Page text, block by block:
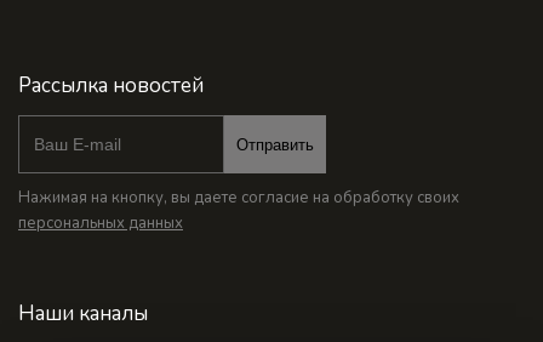
Рассылка новостей
Отправить
Нажимая на кнопку, вы даете согласие на обработку своих
персональных данных
Наши каналы